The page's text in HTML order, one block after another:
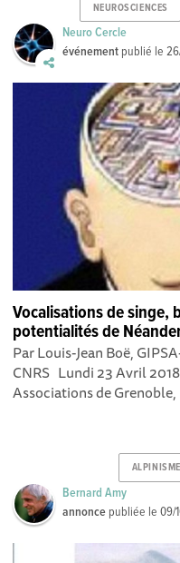
NEUROSCIENCES
Neuro Cercle
événement publié le
Vocalisations de singe,
potentialités de
Par Louis-Jean Boë,
CNRS Lundi 23 Avril
Associations de Grenoble,
ALPINISME
Bernard Amy
annonce publiée le09/